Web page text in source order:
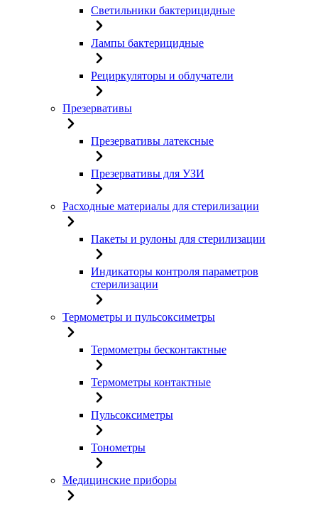
Светильники бактерицидные
Лампы бактерицидные
Рециркуляторы и облучатели
Презервативы
Презервативы латексные
Презервативы для УЗИ
Расходные материалы для стерилизации
Пакеты и рулоны для стерилизации
Индикаторы контроля параметров
стерилизации
Термометры и пульсоксиметры
Термометры бесконтактные
Термометры контактные
Пульсоксиметры
Тонометры
Медицинские приборы